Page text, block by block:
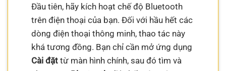
Đầu tiên, hãy kích hoạt chế độ Bluetooth
trên điện thoại của bạn. Đối với hầu hết các
dòng điện thoại thông minh, thao tác này
khá tương đồng. Bạn chỉ cần mở ứng dụng
Cài đặt từ màn hình chính, sau đó tìm và